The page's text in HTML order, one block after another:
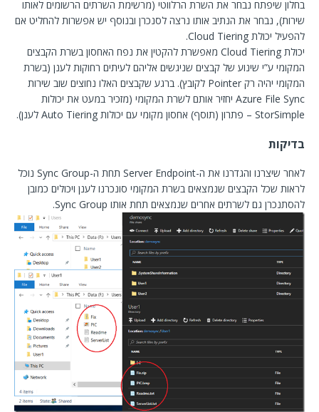
בחלון שיפתח נבחר את השרת הרלווטי (מרשימת השרתים הרשומים לאותו
שירות), נבחר את הנתיב אותו נרצה לסנכרן ובנוסף יש אפשרות להחליט אם
להפעיל יכולת Cloud Tiering.
יכולת Cloud Tiering מאפשרת להקטין את נפח האחסון בשרת הקבצים
המקומי ע”י שינוע של קבצים שניגשים אליהם לעיתים רחוקות לענן (בשרת
המקומי יהיה רק Pointer לקובץ). ברגע שקבצים האלו נחוצים שוב שירות
Azure File Sync יחזיר אותם לשרת המקומי (מזכיר במעט את יכולות
StorSimple – פתרון (תוסף) אחסון מקומי עם יכולות Auto Tiering לענן).
בדיקות
לאחר שיצרנו והגדרנו את ה-Server Endpoint תחת ה-Sync Group נוכל
לראות שכל הקבצים שנמצאים בשרת המקומי סונכרנו לענן ויכולים כמובן
להסתנכרן גם לשרתים אחרים שנמצאים תחת אותו Sync Group.